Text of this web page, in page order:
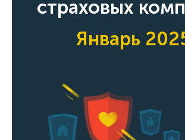
страховых
Январь